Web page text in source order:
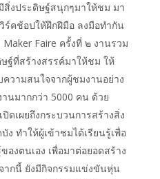
สิ่งประดิษฐ์สนุกๆมาให้ชม มา
ร์คช้อปให้ฝึกฝีมือ ลงมือทำกัน
Faire ครั้งที่ ๒ งานรวม
ฐ์ที่สร้างสรรค์มาให้ชม ให้
วามสนใจจากผู้ชมงานอย่าง
นมากกว่า 5000 คน ด้วย
ดเผยถึงกระบวนการสร้างสิ่ง
ง ทำให้ผู้เข้าชมได้เรียนรู้เพื่อ
องตนเอง เพื่อมาต่อยอดสร้าง
ากนี้ ยังมีกิจกรรมแข่งขันหุ่น